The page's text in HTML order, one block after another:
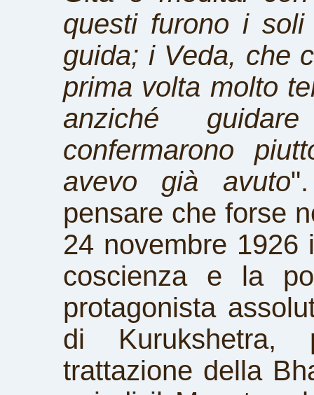
questi furono i
guida; i Veda, che
prima volta molto
anziché
confermarono
avevo già avuto
pensare che forse
24 novembre 1926
coscienza e la
protagonista
di
trattazione della